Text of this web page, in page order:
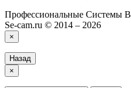
Профессиональные Системы
Se-cam.ru © 2014 – 2026
×
Назад
×